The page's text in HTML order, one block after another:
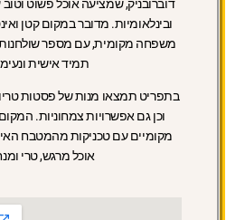
דוברובניק, שמציעה אוכל פשוט
ובינלאומיות. מדובר במקום קטן
משפחה מקומית, עם מספר שולחנות
תמיד אישית
בתפריט תמצאו מנות של פסטות
וכן גם אפשרויות צמחוניות.
מקומיים עם טכניקות מהמטבח
אוכל מרגש, טרי